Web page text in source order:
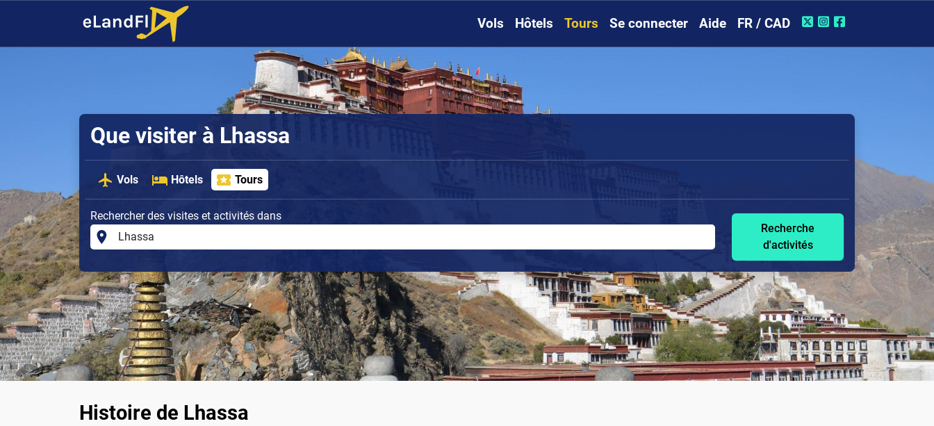
Vols Hôtels Tours Se connecter Aide FR / CAD
Que visiter à Lhassa
Vols Hôtels Tours
Rechercher des visites et activités dans
Recherche
d'activités
Histoire de Lhassa